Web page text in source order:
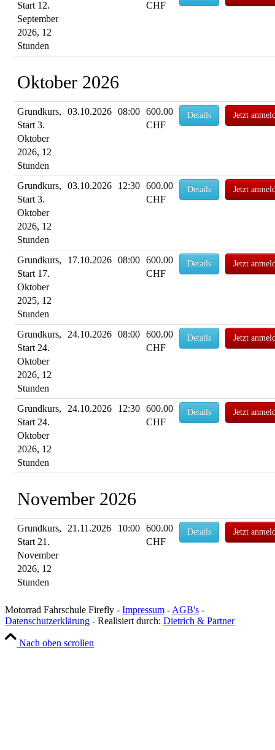
Start 12.
September
2026, 12
Stunden
CHF
Oktober 2026
Grundkurs,
Start 3.
Oktober
2026, 12
Stunden
03.10.2026 08:00 600.00
CHF
Details Jetzt
Grundkurs,
Start 3.
Oktober
2026, 12
Stunden
03.10.2026 12:30 600.00
CHF
Details Jetzt
Grundkurs,
Start 17.
Oktober
2025, 12
Stunden
17.10.2026 08:00 600.00
CHF
Details Jetzt
Grundkurs,
Start 24.
Oktober
2026, 12
Stunden
24.10.2026 08:00 600.00
CHF
Details Jetzt
Grundkurs,
Start 24.
Oktober
2026, 12
Stunden
24.10.2026 12:30 600.00
CHF
Details Jetzt
November 2026
Grundkurs,
Start 21.
November
2026, 12
Stunden
21.11.2026 10:00 600.00
CHF
Details Jetzt
Motorrad Fahrschule Firefly - Impressum -AGB's -
Datenschutzerklärung - Realisiert durch: Dietrich & Partner
Nach oben scrollen